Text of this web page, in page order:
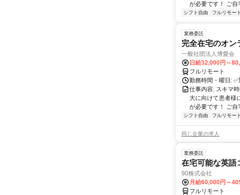
が必要です！ ご
シフト自由 フルリモート
業務委託
完全在宅のオン
一般社団法人博愛会
日給32,000円～
フルリモート
勤務時間・曜日:
仕事内容: スキマ
大に向けて患者様
が必要です！ ご
シフト自由 フルリモート
同じ企業の求人
業務委託
在宅可能な英語
90株式会社
月給60,000円～
フルリモート